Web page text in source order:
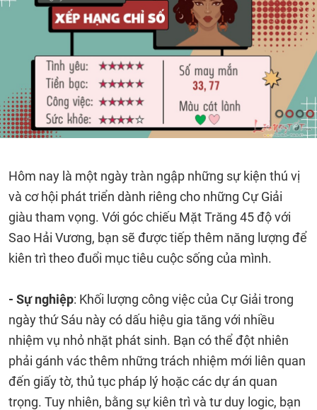
Hôm nay là một ngày tràn ngập những sự kiện thú vị
và cơ hội phát triển dành riêng cho những Cự Giải
giàu tham vọng. Với góc chiếu Mặt Trăng 45 độ với
Sao Hải Vương, bạn sẽ được tiếp thêm năng lượng để
kiên trì theo đuổi mục tiêu cuộc sống của mình.
- Sự nghiệp: Khối lượng công việc của Cự Giải trong
ngày thứ Sáu này có dấu hiệu gia tăng với nhiều
nhiệm vụ nhỏ nhặt phát sinh. Bạn có thể đột nhiên
phải gánh vác thêm những trách nhiệm mới liên quan
đến giấy tờ, thủ tục pháp lý hoặc các dự án quan
trọng. Tuy nhiên, bằng sự kiên trì và tư duy logic, bạn